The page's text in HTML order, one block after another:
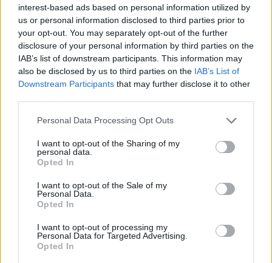
interest-based ads based on personal information utilized by
us or personal information disclosed to third parties prior to
your opt-out. You may separately opt-out of the further
disclosure of your personal information by third parties on the
IAB’s list of downstream participants. This information may
also be disclosed by us to third parties on the IAB’s List of
Downstream Participants that may further disclose it to other
Personal Data Processing Opt Outs
I want to opt-out of the Sharing of my
personal data.
Opted In
I want to opt-out of the Sale of my
Personal Data.
Opted In
I want to opt-out of processing my
Personal Data for Targeted Advertising.
Opted In
Sadepäivien määärä kesakuussa
aikaisempina vuosina
1 kpl
2 kpl
2014
Entä muut kuukaudet? Miten paljon
Bodrumissa on satanut...